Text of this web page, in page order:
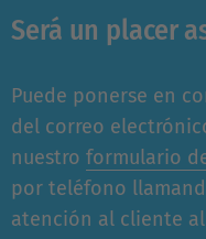
Será un placer
Puede ponerse en
del correo
nuestro formulario
por teléfono
atención al cliente al